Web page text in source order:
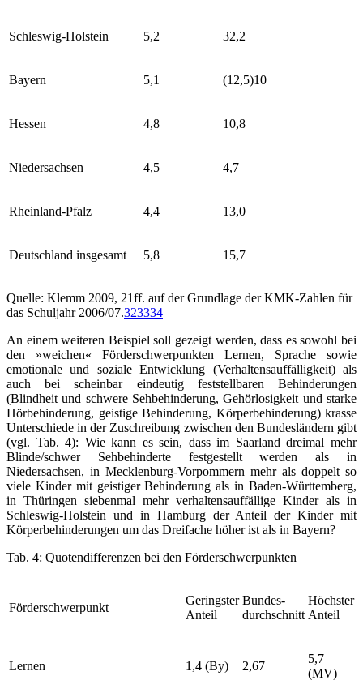
Schleswig-Holstein 5,2 32,2
Bayern 5,1 (12,5)10
Hessen 4,8 10,8
Niedersachsen 4,5 4,7
Rheinland-Pfalz 4,4 13,0
Deutschland insgesamt 5,8 15,7
Quelle: Klemm 2009, 21ff. auf der Grundlage der KMK-Zahlen für
das Schuljahr 2006/07.323334
An einem weiteren Beispiel soll gezeigt werden, dass es sowohl bei
den »weichen« Förderschwerpunkten Lernen, Sprache sowie
emotionale und soziale Entwicklung (Verhaltensauffälligkeit) als
auch bei scheinbar eindeutig feststellbaren Behinderungen
(Blindheit und schwere Sehbehinderung, Gehörlosigkeit und starke
Hörbehinderung, geistige Behinderung, Körperbehinderung) krasse
Unterschiede in der Zuschreibung zwischen den Bundesländern gibt
(vgl. Tab. 4): Wie kann es sein, dass im Saarland dreimal mehr
Blinde/schwer Sehbehinderte festgestellt werden als in
Niedersachsen, in Mecklenburg-Vorpommern mehr als doppelt so
viele Kinder mit geistiger Behinderung als in Baden-Württemberg,
in Thüringen siebenmal mehr verhaltensauffällige Kinder als in
Schleswig-Holstein und in Hamburg der Anteil der Kinder mit
Körperbehinderungen um das Dreifache höher ist als in Bayern?
Tab. 4: Quotendifferenzen bei den Förderschwerpunkten
Förderschwerpunkt
Geringster
Anteil
Bundes-
durchschnitt
Höchster
Anteil
Lernen 1,4 (By) 2,67
5,7
(MV)